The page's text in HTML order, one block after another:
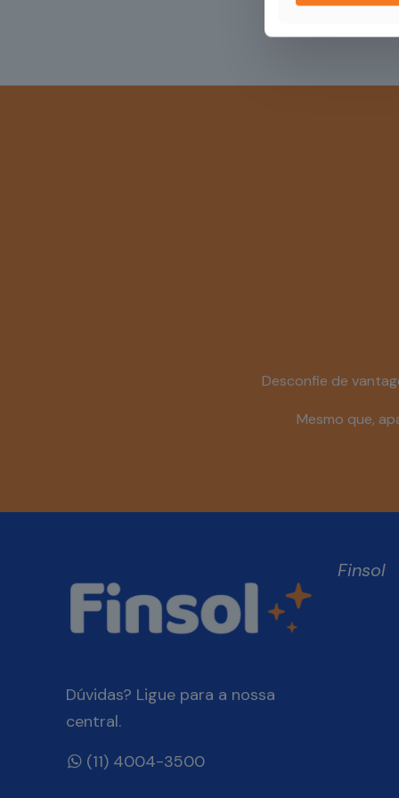
Desconfie de
Mesmo que,
Dúvidas? Ligue para a nossa
central.
(11) 4004-3500
Finsol